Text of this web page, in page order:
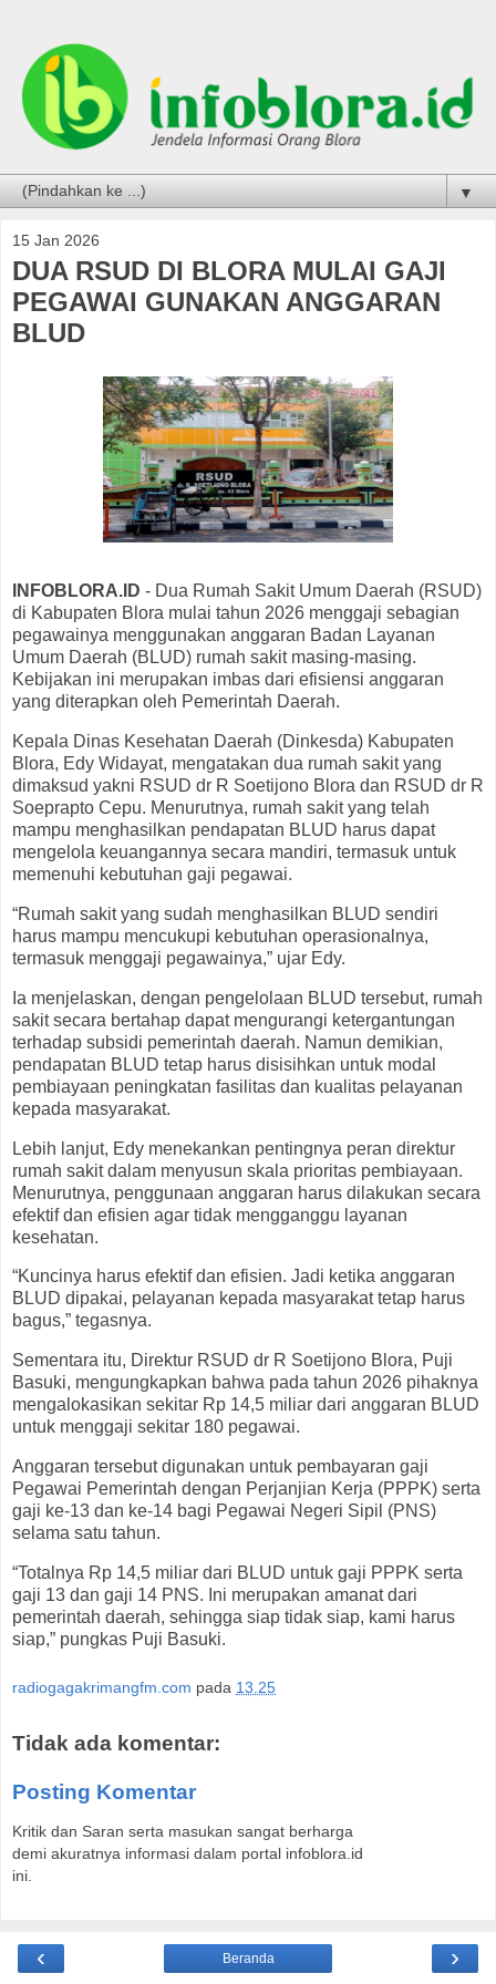
▼
15 Jan 2026
DUA RSUD DI BLORA MULAI GAJI
PEGAWAI GUNAKAN ANGGARAN
BLUD
INFOBLORA.ID - Dua Rumah Sakit Umum Daerah (RSUD)
di Kabupaten Blora mulai tahun 2026 menggaji sebagian
pegawainya menggunakan anggaran Badan Layanan
Umum Daerah (BLUD) rumah sakit masing-masing.
Kebijakan ini merupakan imbas dari efisiensi anggaran
yang diterapkan oleh Pemerintah Daerah.
Kepala Dinas Kesehatan Daerah (Dinkesda) Kabupaten
Blora, Edy Widayat, mengatakan dua rumah sakit yang
dimaksud yakni RSUD dr R Soetijono Blora dan RSUD dr R
Soeprapto Cepu. Menurutnya, rumah sakit yang telah
mampu menghasilkan pendapatan BLUD harus dapat
mengelola keuangannya secara mandiri, termasuk untuk
memenuhi kebutuhan gaji pegawai.
“Rumah sakit yang sudah menghasilkan BLUD sendiri
harus mampu mencukupi kebutuhan operasionalnya,
termasuk menggaji pegawainya,” ujar Edy.
Ia menjelaskan, dengan pengelolaan BLUD tersebut, rumah
sakit secara bertahap dapat mengurangi ketergantungan
terhadap subsidi pemerintah daerah. Namun demikian,
pendapatan BLUD tetap harus disisihkan untuk modal
pembiayaan peningkatan fasilitas dan kualitas pelayanan
kepada masyarakat.
Lebih lanjut, Edy menekankan pentingnya peran direktur
rumah sakit dalam menyusun skala prioritas pembiayaan.
Menurutnya, penggunaan anggaran harus dilakukan secara
efektif dan efisien agar tidak mengganggu layanan
kesehatan.
“Kuncinya harus efektif dan efisien. Jadi ketika anggaran
BLUD dipakai, pelayanan kepada masyarakat tetap harus
bagus,” tegasnya.
Sementara itu, Direktur RSUD dr R Soetijono Blora, Puji
Basuki, mengungkapkan bahwa pada tahun 2026 pihaknya
mengalokasikan sekitar Rp 14,5 miliar dari anggaran BLUD
untuk menggaji sekitar 180 pegawai.
Anggaran tersebut digunakan untuk pembayaran gaji
Pegawai Pemerintah dengan Perjanjian Kerja (PPPK) serta
gaji ke-13 dan ke-14 bagi Pegawai Negeri Sipil (PNS)
selama satu tahun.
“Totalnya Rp 14,5 miliar dari BLUD untuk gaji PPPK serta
gaji 13 dan gaji 14 PNS. Ini merupakan amanat dari
pemerintah daerah, sehingga siap tidak siap, kami harus
siap,” pungkas Puji Basuki.
radiogagakrimangfm.com pada 13.25
Tidak ada komentar:
Posting Komentar
Kritik dan Saran serta masukan sangat berharga
demi akuratnya informasi dalam portal infoblora.id
ini.
‹ ›
Beranda